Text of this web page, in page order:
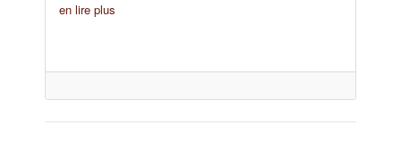
en lire plus